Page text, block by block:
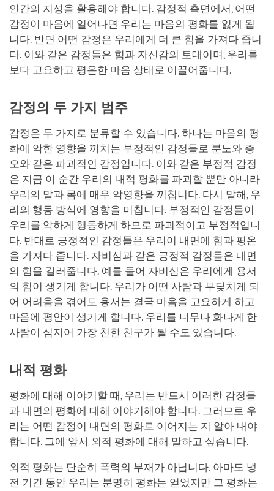
인간의 지성을 활용해야 합니다. 감정적 측면에서, 어떤
감정이 마음에 일어나면 우리는 마음의 평화를 잃게 됩
니다. 반면 어떤 감정은 우리에게 더 큰 힘을 가져다 줍니
다. 이와 같은 감정들은 힘과 자신감의 토대이며, 우리를
보다 고요하고 평온한 마음 상태로 이끌어줍니다.
감정의 두 가지 범주
감정은 두 가지로 분류할 수 있습니다. 하나는 마음의 평
화에 악한 영향을 끼치는 부정적인 감정들로 분노와 증
오와 같은 파괴적인 감정입니다. 이와 같은 부정적 감정
은 지금 이 순간 우리의 내적 평화를 파괴할 뿐만 아니라
우리의 말과 몸에 매우 악영향을 끼칩니다. 다시 말해, 우
리의 행동 방식에 영향을 미칩니다. 부정적인 감정들이
우리를 악하게 행동하게 하므로 파괴적이고 부정적입니
다. 반대로 긍정적인 감정들은 우리이 내면에 힘과 평온
을 가져다 줍니다. 자비심과 같은 긍정적 감정들은 내면
의 힘을 길러줍니다. 예를 들어 자비심은 우리에게 용서
의 힘이 생기게 합니다. 우리가 어떤 사람과 부딪치게 되
어 어려움을 겪어도 용서는 결국 마음을 고요하게 하고
마음에 평안이 생기게 합니다. 우리를 너무나 화나게 한
사람이 심지어 가장 친한 친구가 될 수도 있습니다.
내적 평화
평화에 대해 이야기할 때, 우리는 반드시 이러한 감정들
과 내면의 평화에 대해 이야기해야 합니다. 그러므로 우
리는 어떤 감정이 내면의 평화로 이어지는 지 알아 내야
합니다. 그에 앞서 외적 평화에 대해 말하고 싶습니다.
외적 평화는 단순히 폭력의 부재가 아닙니다. 아마도 냉
전 기간 동안 우리는 분명히 평화는 얻었지만 그 평화는